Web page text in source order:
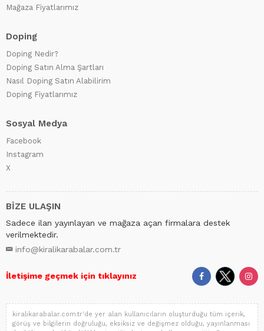
Mağaza Fiyatlarımız
Doping
Doping Nedir?
Doping Satın Alma Şartları
Nasıl Doping Satın Alabilirim
Doping Fiyatlarımız
Sosyal Medya
Facebook
Instagram
X
BİZE ULAŞIN
Sadece ilan yayınlayan ve mağaza açan firmalara destek
verilmektedir.
info@kiralikarabalar.com.tr
İletişime geçmek için tıklayınız
kiralikarabalar.com.tr'de yer alan kullanıcıların oluşturduğu tüm içerik,
görüş ve bilgilerin doğruluğu, eksiksiz ve değişmez olduğu, yayınlanması